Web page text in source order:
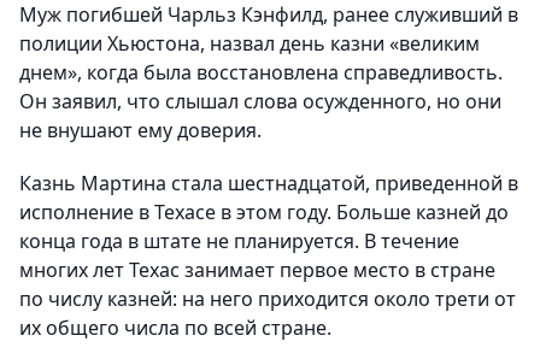
Муж погибшей Чарльз Кэнфилд, ранее служивший в
полиции Хьюстона, назвал день казни «великим
днем», когда была восстановлена справедливость.
Он заявил, что слышал слова осужденного, но они
не внушают ему доверия.
Казнь Мартина стала шестнадцатой, приведенной в
исполнение в Техасе в этом году. Больше казней до
конца года в штате не планируется. В течение
многих лет Техас занимает первое место в стране
по числу казней: на него приходится около трети от
их общего числа по всей стране.